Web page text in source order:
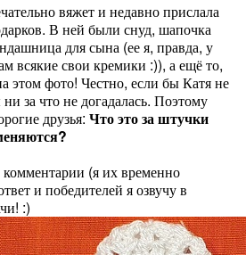
вяжет и недавно прислала
В ней были снуд, шапочка
для сына (ее я, правда, у
всякие свои кремики :)), а ещё то,
этом фото! Честно, если бы Катя не
за что не догадалась. Поэтому
друзья: Что это за штучки
(я их временно
и победителей я озвучу в
:)